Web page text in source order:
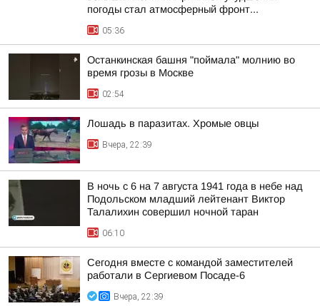
погоды стал атмосферный фронт...
05:36
Останкинская башня "поймала" молнию во
время грозы в Москве
02:54
Лошадь в паразитах. Хромые овцы
Вчера, 22:39
В ночь с 6 на 7 августа 1941 года в небе над
Подольском младший лейтенант Виктор
Талалихин совершил ночной таран
06:10
Сегодня вместе с командой заместителей
работали в Сергиевом Посаде-6
Вчера, 22:39